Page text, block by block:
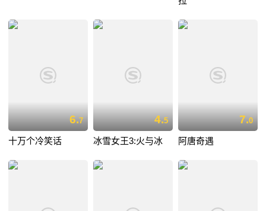
6.7
十万个冷笑话
4.5
冰雪女王3:火与冰
7.0
阿唐奇遇